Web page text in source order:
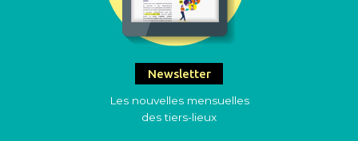
Newsletter
Les nouvelles mensuelles
des tiers-lieux